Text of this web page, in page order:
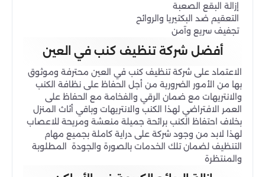
إزالة البقع الصعبة
التعقيم ضد البكتيريا والروائح
تجفيف سريع وآمن
أفضل شركة تنظيف كنب في العين
الاعتماد على شركة تنظيف كنب في العين محترفة وموثوق
بها من الأمور الضرورية من أجل الحفاظ على نظافة الكنب
والانتريهات مع ضمان الرقي والفخامة مع الحفاظ على
العمر الافتراضي لهذا الكنب والانتريهات وباقي أثاث المنزل
بخلاف احتفاظ الكنب برائحة جميلة منعشة ومريحة للاعصاب
لهذا لابد من وجود شركة على دراية كاملة بجميع مهام
التنظيف لضمان تلك الخدمات بالصورة والجودة المطلوبة
والمنتظرة